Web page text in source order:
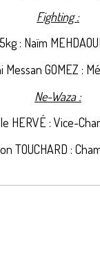
Fighting :
: Naïm
Messan GOMEZ :
Ne-Waza :
HERVÉ : Vice-
TOUCHARD :